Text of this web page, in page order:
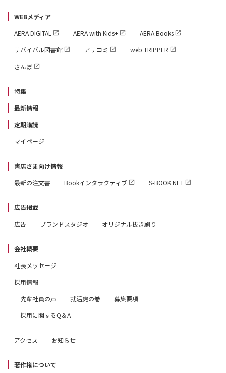
彼女の帰郷
虫の思い出
オレンジの救済
回り続ける星
震えるシュプレヒコール
行かなかった港町
サーカスと農場
ルネサンス
Well come
ニコール・キッドマンの初恋
Ⅲ
踊り場の君
自転車の君
窓際の君
日比谷の君
WEBメディア
AERA DIGITAL
AERA with Kids+
AERA Books
サバイバル図書館
アサコミ
web TRIPPER
さんぽ
特集
最新情報
定期購読
マイページ
書店さま向け情報
最新の注文書
Bookインタラクティブ S-BOOK.NET
広告掲載
広告
ブランドスタジオ オリジナル抜き刷り
会社概要
社長メッセージ
採用情報
先輩社員の声
就活虎の巻
募集要項
採用に関するQ＆A
アクセス お知らせ
著作権について